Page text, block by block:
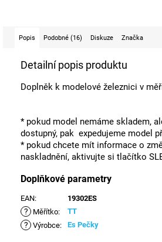
Popis Podobné (16) Diskuze Značka
Detailní popis produktu
Doplněk k modelové železnici v
* pokud model nemáme skladem,
dostupný, pak expedujeme model
* pokud chcete mít informace o
naskladnění, aktivujte si tlačítko
Doplňkové parametry
EAN: 19302ES
? Měřítko: TT
? Výrobce: Es Pečky